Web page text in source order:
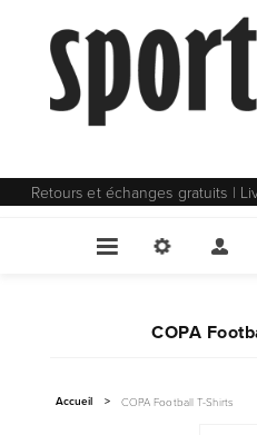
Retours et échanges gratuits |
Accueil > COPA Football T-Shirts
COPA